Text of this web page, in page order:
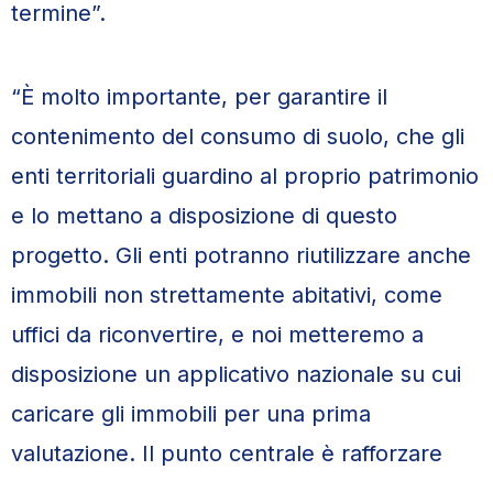
termine”.
“È molto importante, per garantire il
contenimento del consumo di suolo, che gli
enti territoriali guardino al proprio patrimonio
e lo mettano a disposizione di questo
progetto. Gli enti potranno riutilizzare anche
immobili non strettamente abitativi, come
uffici da riconvertire, e noi metteremo a
disposizione un applicativo nazionale su cui
caricare gli immobili per una prima
valutazione. Il punto centrale è rafforzare